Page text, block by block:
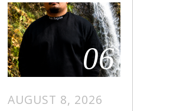
06
AUGUST 8, 2026